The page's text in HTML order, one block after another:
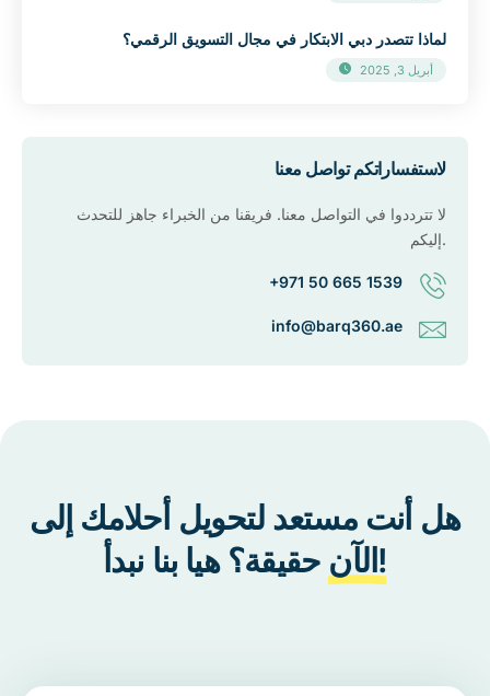
لماذا تتصدر دبي الابتكار في مجال التسويق الرقمي؟
أبريل 3, 2025
لاستفساراتكم تواصل معنا
لا تترددوا في التواصل معنا. فريقنا من الخبراء جاهز للتحدث
إليكم.
+971 50 665 1539
info@barq360.ae
هل أنت مستعد لتحويل أحلامك إلى
الآن!